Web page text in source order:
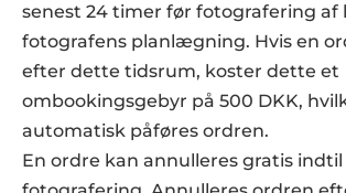
senest 24 timer før fotografering af
fotografens planlægning. Hvis en
efter dette tidsrum, koster dette et
ombookingsgebyr på 500 DKK,
automatisk påføres ordren.
En ordre kan annulleres gratis